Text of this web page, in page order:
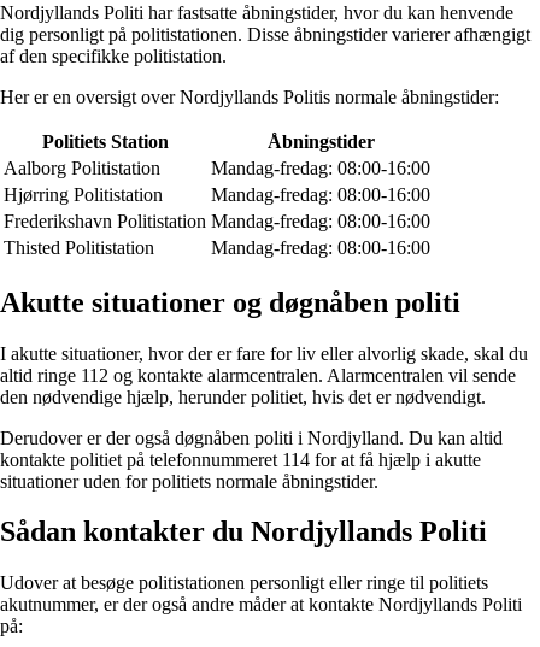
Nordjyllands Politi har fastsatte åbningstider, hvor du kan henvende
dig personligt på politistationen. Disse åbningstider varierer afhængigt
af den specifikke politistation.
Her er en oversigt over Nordjyllands Politis normale åbningstider:
Politiets Station
Åbningstider
Aalborg Politistation
Mandag-fredag: 08:00-16:00
Hjørring Politistation
Mandag-fredag: 08:00-16:00
Frederikshavn Politistation Mandag-fredag: 08:00-16:00
Thisted Politistation
Mandag-fredag: 08:00-16:00
Akutte situationer og døgnåben politi
I akutte situationer, hvor der er fare for liv eller alvorlig skade, skal du
altid ringe 112 og kontakte alarmcentralen. Alarmcentralen vil sende
den nødvendige hjælp, herunder politiet, hvis det er nødvendigt.
Derudover er der også døgnåben politi i Nordjylland. Du kan altid
kontakte politiet på telefonnummeret 114 for at få hjælp i akutte
situationer uden for politiets normale åbningstider.
Sådan kontakter du Nordjyllands Politi
Udover at besøge politistationen personligt eller ringe til politiets
akutnummer, er der også andre måder at kontakte Nordjyllands Politi
på: